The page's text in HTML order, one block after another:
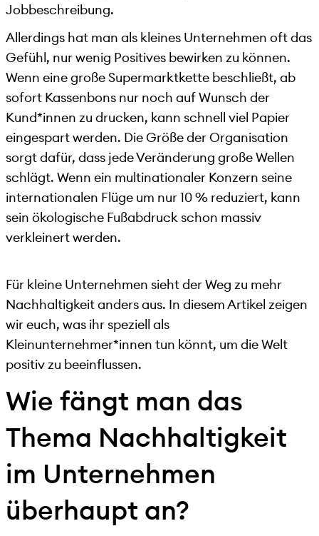
Jobbeschreibung.
Allerdings hat man als kleines Unternehmen oft das
Gefühl, nur wenig Positives bewirken zu können.
Wenn eine große Supermarktkette beschließt, ab
sofort Kassenbons nur noch auf Wunsch der
Kund*innen zu drucken, kann schnell viel Papier
eingespart werden. Die Größe der Organisation
sorgt dafür, dass jede Veränderung große Wellen
schlägt. Wenn ein multinationaler Konzern seine
internationalen Flüge um nur 10 % reduziert, kann
sein ökologische Fußabdruck schon massiv
verkleinert werden.
Für kleine Unternehmen sieht der Weg zu mehr
Nachhaltigkeit anders aus. In diesem Artikel zeigen
wir euch, was ihr speziell als
Kleinunternehmer*innen tun könnt, um die Welt
positiv zu beeinflussen.
Wie fängt man das
Thema Nachhaltigkeit
im Unternehmen
überhaupt an?